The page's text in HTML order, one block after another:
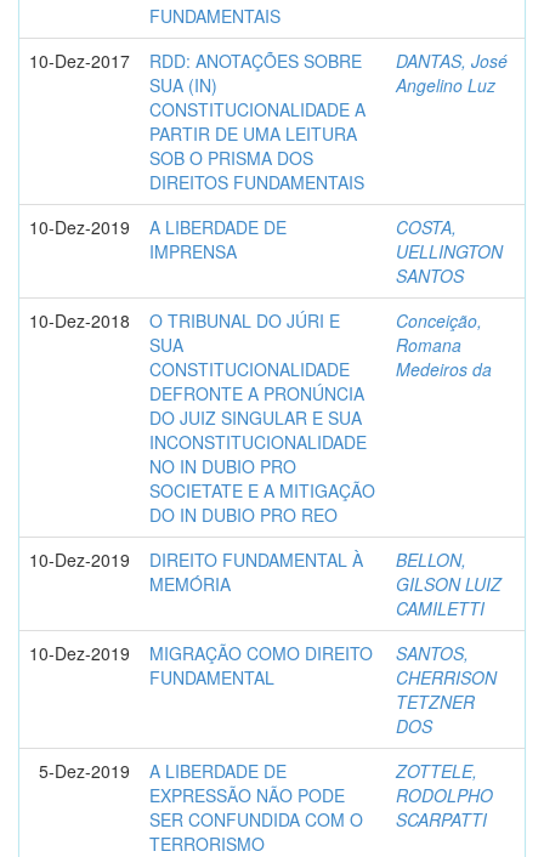
FUNDAMENTAIS
10-Dez-2017
RDD: ANOTAÇÕES SOBRE
SUA (IN)
CONSTITUCIONALIDADE A
PARTIR DE UMA LEITURA
SOB O PRISMA DOS
DIREITOS FUNDAMENTAIS
DANTAS, José
Angelino Luz
10-Dez-2019
A LIBERDADE DE
IMPRENSA
COSTA,
UELLINGTON
SANTOS
10-Dez-2018
O TRIBUNAL DO JÚRI E
SUA
CONSTITUCIONALIDADE
DEFRONTE A PRONÚNCIA
DO JUIZ SINGULAR E SUA
INCONSTITUCIONALIDADE
NO IN DUBIO PRO
SOCIETATE E A MITIGAÇÃO
DO IN DUBIO PRO REO
Conceição,
Romana
Medeiros da
10-Dez-2019
DIREITO FUNDAMENTAL À
MEMÓRIA
BELLON,
GILSON LUIZ
CAMILETTI
10-Dez-2019
MIGRAÇÃO COMO DIREITO
FUNDAMENTAL
SANTOS,
CHERRISON
TETZNER
DOS
5-Dez-2019
A LIBERDADE DE
EXPRESSÃO NÃO PODE
SER CONFUNDIDA COM O
TERRORISMO
ZOTTELE,
RODOLPHO
SCARPATTI